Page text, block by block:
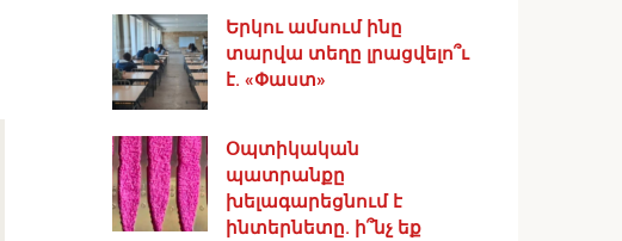
Երկու ամսում ինը
տարվա տեղը լրացվելո՞ւ
է. «Փաստ»
Օպտիկական
պատրանքը
խելագարեցնում է
ինտերնետը. ի՞նչ եք